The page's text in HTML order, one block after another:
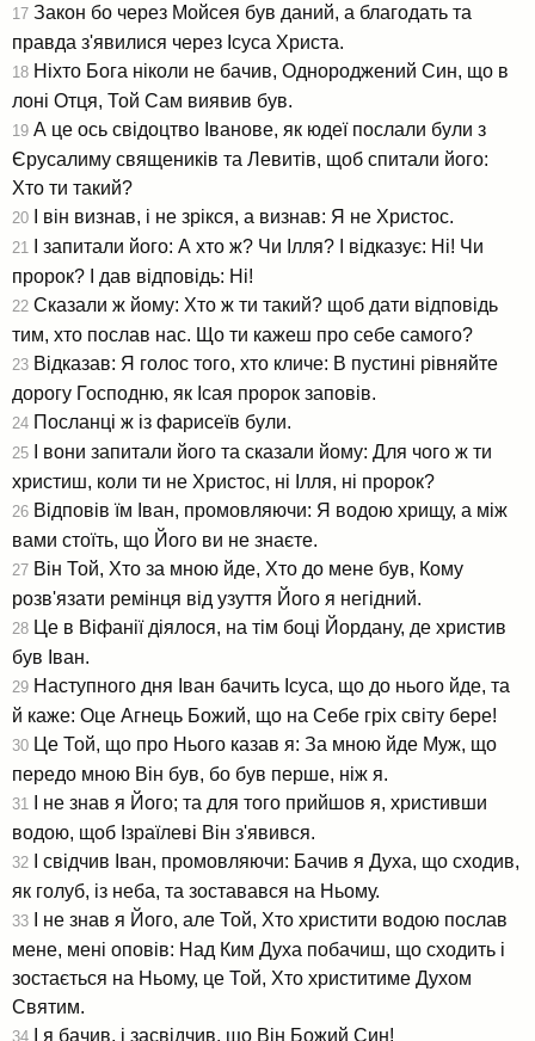
17 Закон бо через Мойсея був даний, а благодать та
правда з'явилися через Ісуса Христа.
18 Ніхто Бога ніколи не бачив, Однороджений Син, що в
лоні Отця, Той Сам виявив був.
19 А це ось свідоцтво Іванове, як юдеї послали були з
Єрусалиму священиків та Левитів, щоб спитали його:
Хто ти такий?
20 І він визнав, і не зрікся, а визнав: Я не Христос.
21
І запитали його: А хто ж? Чи Ілля? І відказує: Ні! Чи
пророк? І дав відповідь: Ні!
22 Сказали ж йому: Хто ж ти такий? щоб дати відповідь
тим, хто послав нас. Що ти кажеш про себе самого?
23 Відказав: Я голос того, хто кличе: В пустині рівняйте
дорогу Господню, як Ісая пророк заповів.
24 Посланці ж із фарисеїв були.
25 І вони запитали його та сказали йому: Для чого ж ти
христиш, коли ти не Христос, ні Ілля, ні пророк?
26 Відповів їм Іван, промовляючи: Я водою хрищу, а між
вами стоїть, що Його ви не знаєте.
27 Він Той, Хто за мною йде, Хто до мене був, Кому
розв'язати ремінця від узуття Його я негідний.
28 Це в Віфанії діялося, на тім боці Йордану, де христив
був Іван.
29 Наступного дня Іван бачить Ісуса, що до нього йде, та
й каже: Оце Агнець Божий, що на Себе гріх світу бере!
30 Це Той, що про Нього казав я: За мною йде Муж, що
передо мною Він був, бо був перше, ніж я.
31
І не знав я Його; та для того прийшов я, христивши
водою, щоб Ізраїлеві Він з'явився.
32 І свідчив Іван, промовляючи: Бачив я Духа, що сходив,
як голуб, із неба, та зоставався на Ньому.
33 І не знав я Його, але Той, Хто христити водою послав
мене, мені оповів: Над Ким Духа побачиш, що сходить і
зостається на Ньому, це Той, Хто христитиме Духом
Святим.
34 І я бачив, і засвідчив, що Він Божий Син!